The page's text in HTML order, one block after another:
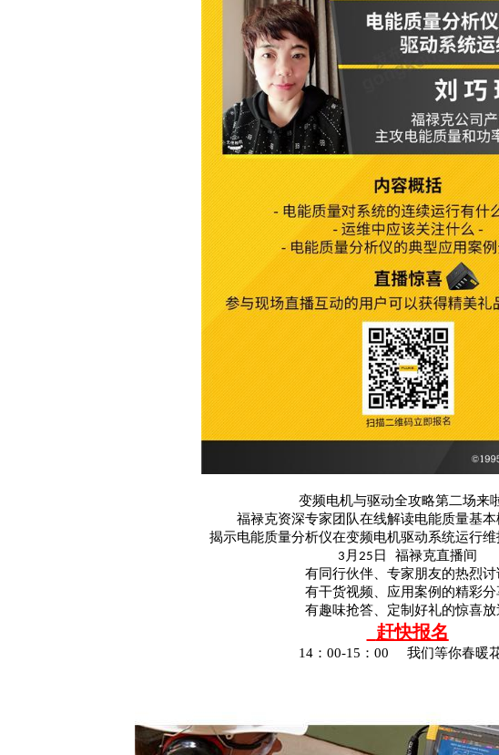
变频电机与驱动全攻略第二场来
福禄克资深专家团队在线解读电能质量基本
揭示电能质量分析仪在变频电机驱动系统运行维
3 月 25 日
福禄克直播间
有同行伙伴、专家朋友的热烈讨
有干货视频、应用案例的精彩分
有趣味抢答、定制好礼的惊喜放
赶快报名
14 ： 00-15 ： 00 我们等你春暖